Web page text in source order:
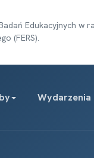
Edukacyjnych w
(FERS).
Wydarzenia